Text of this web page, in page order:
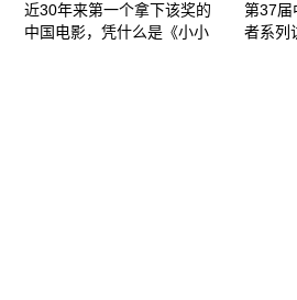
近30年来第一个拿下该奖的
中国电影，凭什么是《小小
第37届
者系列